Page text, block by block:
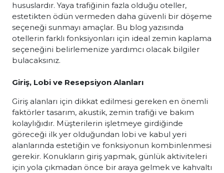
hususlardır. Yaya trafiğinin fazla olduğu oteller,
estetikten ödün vermeden daha güvenli bir döşeme
seçeneği sunmayı amaçlar. Bu blog yazısında
otellerin farklı fonksiyonları için ideal zemin kaplama
seçeneğini belirlemenize yardımcı olacak bilgiler
bulacaksınız.
Giriş, Lobi ve Resepsiyon Alanları
Giriş alanları için dikkat edilmesi gereken en önemli
faktörler tasarım, akustik, zemin trafiği ve bakım
kolaylığıdır. Müşterilerin işletmeye girdiğinde
göreceği ilk yer olduğundan lobi ve kabul yeri
alanlarında estetiğin ve fonksiyonun kombinlenmesi
gerekir. Konukların giriş yapmak, günlük aktiviteleri
için yola çıkmadan önce bir araya gelmek ve kahvaltı